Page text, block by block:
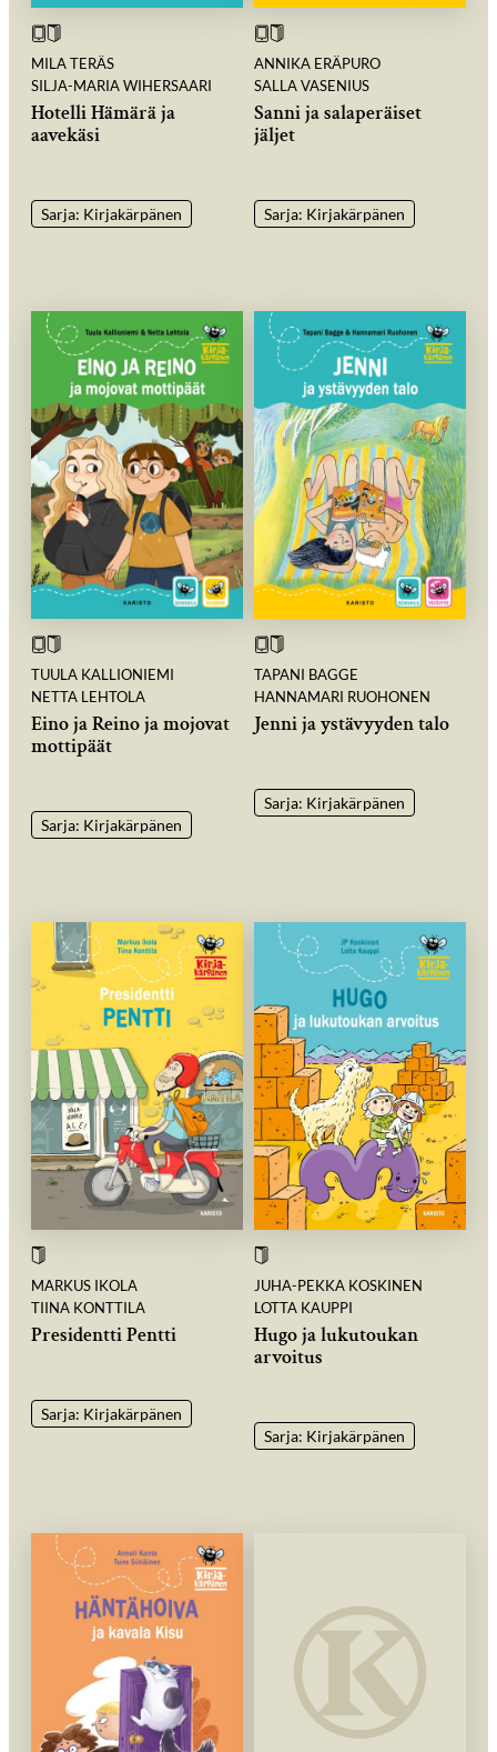
MILA TERÄS
SILJA-MARIA WIHERSAARI
Hotelli Hämärä ja
aavekäsi
Sarja: Kirjakärpänen
ANNIKA ERÄPURO
SALLA VASENIUS
Sanni ja salaperäiset
jäljet
Sarja: Kirjakärpänen
TUULA KALLIONIEMI
NETTA LEHTOLA
Eino ja Reino ja mojovat
mottipäät
Sarja: Kirjakärpänen
TAPANI BAGGE
HANNAMARI RUOHONEN
Jenni ja ystävyyden talo
Sarja: Kirjakärpänen
MARKUS IKOLA
TIINA KONTTILA
Presidentti Pentti
Sarja: Kirjakärpänen
JUHA-PEKKA KOSKINEN
LOTTA KAUPPI
Hugo ja lukutoukan
arvoitus
Sarja: Kirjakärpänen